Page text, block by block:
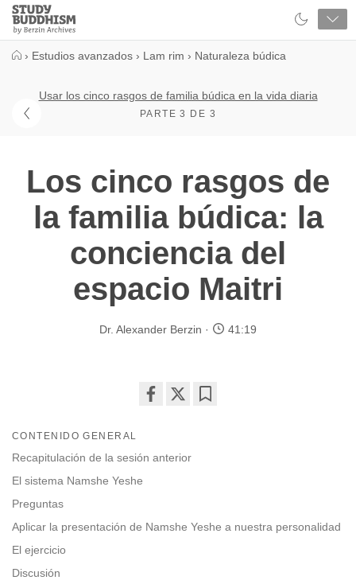
Close
Study
Buddhism
› Estudios avanzados › Lam rim › Naturaleza búdica
Usar los cinco rasgos de familia búdica en la vida diaria
PARTE 3 DE 3
Los cinco rasgos de
la familia búdica: la
conciencia del
espacio Maitri
Dr. Alexander Berzin 41:19
facebook
CONTENIDO GENERAL
Recapitulación de la sesión anterior
El sistema Namshe Yeshe
Preguntas
Aplicar la presentación de Namshe Yeshe a nuestra personalidad
El ejercicio
Discusión